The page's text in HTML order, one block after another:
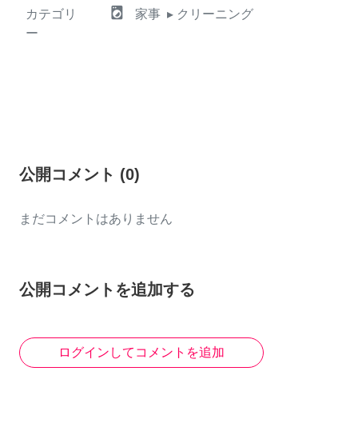
カテゴリ
ー
local_laundry_service 家事 ▸ クリーニング
公開コメント (0)
まだコメントはありません
公開コメントを追加する
ログインしてコメントを追加